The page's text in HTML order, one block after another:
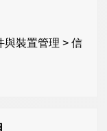
與裝置管理 > 信